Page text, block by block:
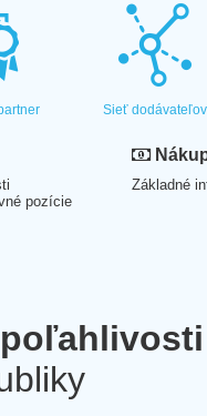
Sieť dodávateľov
pozície
Základné